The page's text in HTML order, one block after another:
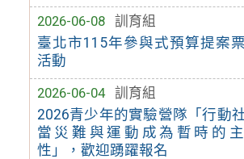
2026-06-08
訓育組
臺北市115年參與式預算提案
活動
2026-06-04
訓育組
2026青少年的實驗營隊「行動社
當災難與運動成為暫時的
性」，歡迎踴躍報名